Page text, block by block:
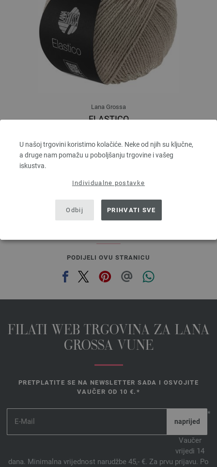
U našoj trgovini koristimo kolačiće. Neke od njih su ključne,
a druge nam pomažu u poboljšanju trgovine i vašeg
iskustva.
Individualne postavke
Odbij PRIHVATI SVE
Lana Grossa
ELASTICO
Dužina: otprilike 160 m / 50 g
Većina igle: 3,5 - 4,5
bez PDV-a, dodatno troškovi za dostavu, Osnovna cijena:
PODIJELI OVU STRANICU
FILATI WEB TRGOVINA ZA LANA
GROSSA VUNE
PRETPLATITE SE NA NEWSLETTER SADA I OSVOJITE
VAUČER OD 10 €.*
*
Vaučer
vrijedi 14
dana. Minimalna vrijednost narudžbe 45,- €. Za prvu prijavu. Po